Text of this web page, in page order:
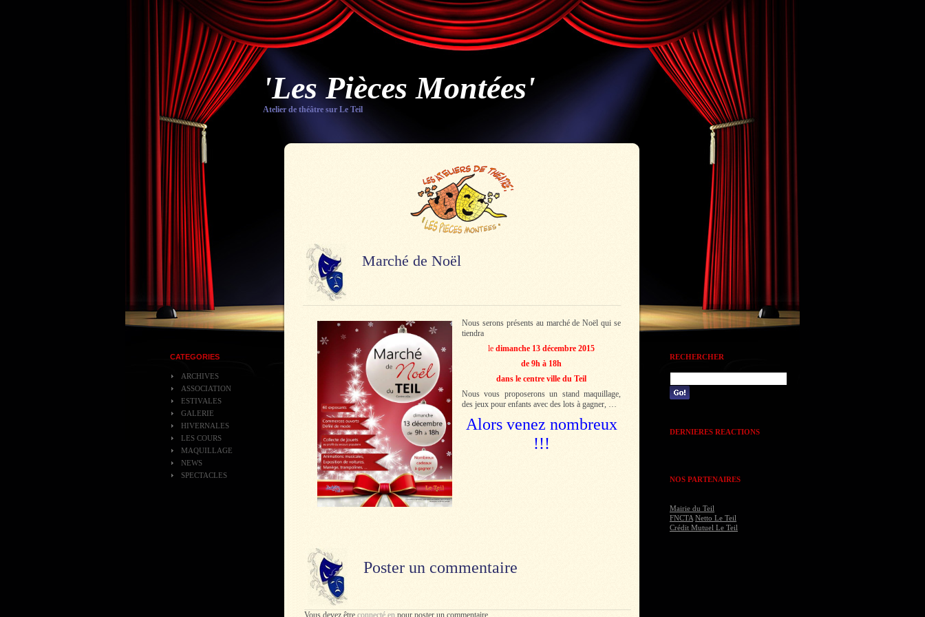
'Les Pièces Montées'
Atelier de théâtre sur Le Teil
CATEGORIES
ARCHIVES
ASSOCIATION
ESTIVALES
GALERIE
HIVERNALES
LES COURS
MAQUILLAGE
NEWS
SPECTACLES
Marché de Noël
Nous serons présents au marché de Noël qui se
tiendra
le dimanche 13 décembre 2015
de 9h à 18h
dans le centre ville du Teil
Nous vous proposerons un stand maquillage,
des jeux pour enfants avec des lots à gagner, …
Alors venez nombreux
!!!
Poster un commentaire
Vous devez être connecté en pour poster un commentaire.
RECHERCHER
DERNIERES REACTIONS
NOS PARTENAIRES
Mairie du Teil
FNCTA Netto Le Teil
Crédit Mutuel Le Teil